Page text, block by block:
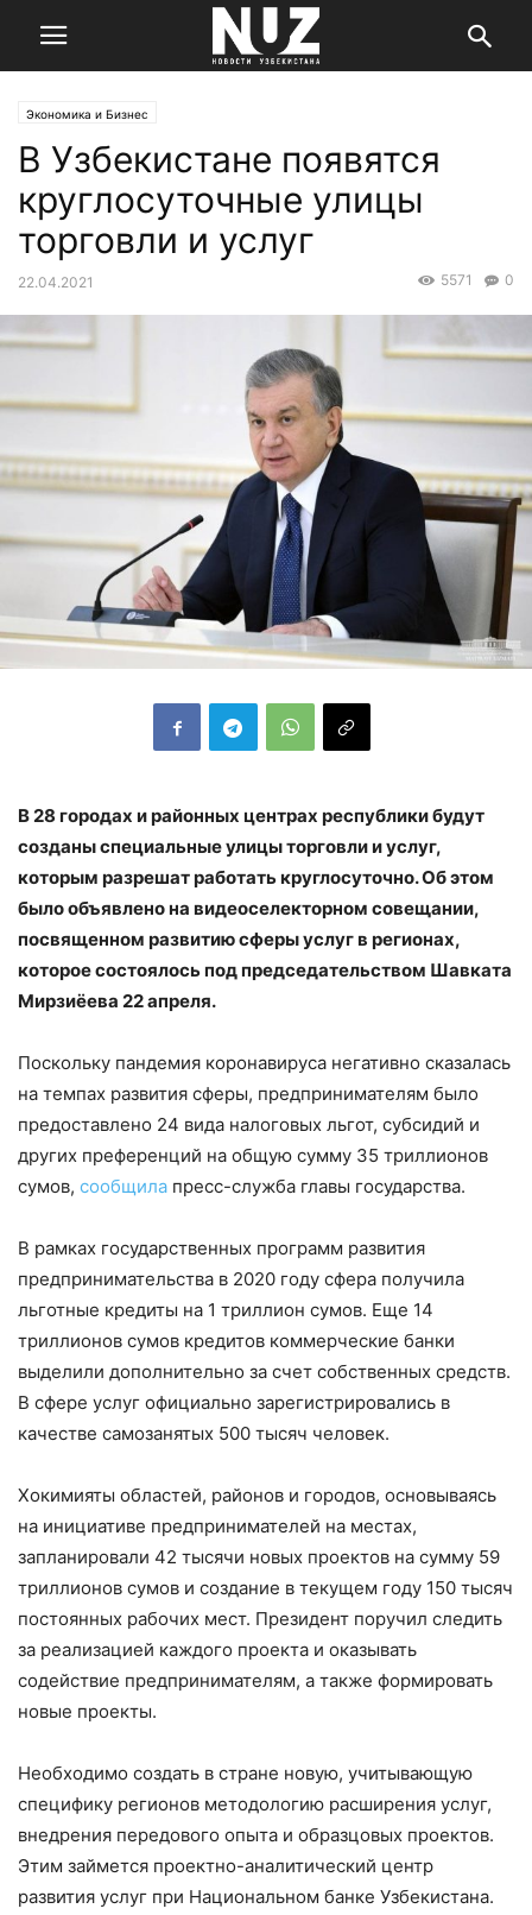
Экономика и Бизнес
В Узбекистане появятся
круглосуточные улицы
торговли и услуг
22.04.2021 0
5571
В 28 городах и районных центрах республики будут
созданы специальные улицы торговли и услуг,
которым разрешат работать круглосуточно. Об этом
было объявлено на видеоселекторном совещании,
посвященном развитию сферы услуг в регионах,
которое состоялось под председательством Шавката
Мирзиёева 22 апреля.
Поскольку пандемия коронавируса негативно сказалась
на темпах развития сферы, предпринимателям было
предоставлено 24 вида налоговых льгот, субсидий и
других преференций на общую сумму 35 триллионов
сумов, сообщила пресс-служба главы государства.
В рамках государственных программ развития
предпринимательства в 2020 году сфера получила
льготные кредиты на 1 триллион сумов. Еще 14
триллионов сумов кредитов коммерческие банки
выделили дополнительно за счет собственных средств.
В сфере услуг официально зарегистрировались в
качестве самозанятых 500 тысяч человек.
Хокимияты областей, районов и городов, основываясь
на инициативе предпринимателей на местах,
запланировали 42 тысячи новых проектов на сумму 59
триллионов сумов и создание в текущем году 150 тысяч
постоянных рабочих мест. Президент поручил следить
за реализацией каждого проекта и оказывать
содействие предпринимателям, а также формировать
новые проекты.
Необходимо создать в стране новую, учитывающую
специфику регионов методологию расширения услуг,
внедрения передового опыта и образцовых проектов.
Этим займется проектно-аналитический центр
развития услуг при Национальном банке Узбекистана.